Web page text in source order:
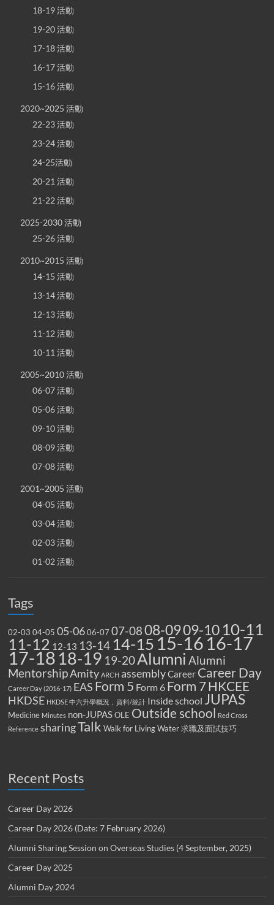
18-19 活動
19-20 活動
17-18 活動
16-17 活動
15-16 活動
2020~2025 活動
22-23 活動
23-24 活動
24-25活動
20-21 活動
21-22 活動
2025-2030 活動
25-26 活動
2010~2015 活動
14-15 活動
13-14 活動
12-13 活動
11-12 活動
10-11 活動
2005~2010 活動
06-07 活動
05-06 活動
09-10 活動
08-09 活動
07-08 活動
2001~2005 活動
04-05 活動
03-04 活動
02-03 活動
01-02 活動
Tags
02-03 04-05 05-06 06-07 07-0808-0909-10 10-11
11-12 12-13 13-14 14-15 15-16 16-17
17-18 18-19 19-20Alumni Alumni
MentorshipAmity ARCH assemblyCareer Career Day
Career Day (2016-17) EAS Form 5 Form 6 Form 7HKCEE
HKDSE HKDSE 中六升學概況，資料/統計 Inside school JUPAS
Medicine Minutes non-JUPAS OLE Outside school Red Cross
Reference sharingTalk Walk for Living Water 求職及面試技巧
Recent Posts
Career Day 2026
Career Day 2026 (Date: 7 February 2026)
Alumni Sharing Session on Overseas Studies (4 September, 2025)
Career Day 2025
Alumni Day 2024